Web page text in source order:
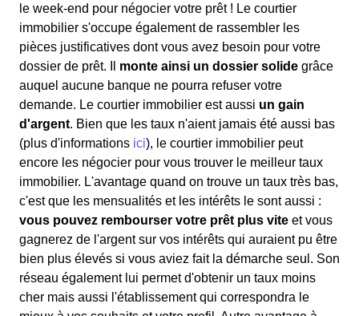
le week-end pour négocier votre prêt ! Le courtier
immobilier s'occupe également de rassembler les
pièces justificatives dont vous avez besoin pour votre
dossier de prêt. Il monte ainsi un dossier solide grâce
auquel aucune banque ne pourra refuser votre
demande. Le courtier immobilier est aussi un gain
d'argent. Bien que les taux n'aient jamais été aussi bas
(plus d'informations ici), le courtier immobilier peut
encore les négocier pour vous trouver le meilleur taux
immobilier. L'avantage quand on trouve un taux très bas,
c'est que les mensualités et les intérêts le sont aussi :
vous pouvez rembourser votre prêt plus vite et vous
gagnerez de l'argent sur vos intérêts qui auraient pu être
bien plus élevés si vous aviez fait la démarche seul. Son
réseau également lui permet d'obtenir un taux moins
cher mais aussi l'établissement qui correspondra le